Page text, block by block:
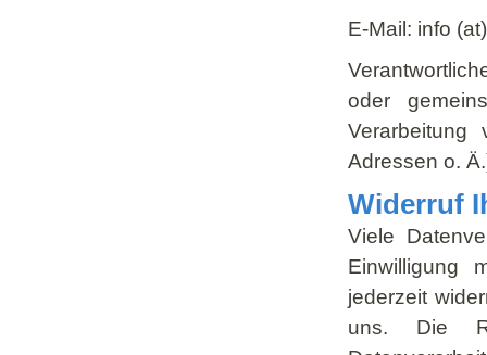
E-Mail: info
oder
Verarbeitung
Adressen o.
Widerruf
Viele
Einwilligung
jederzeit
uns. Die